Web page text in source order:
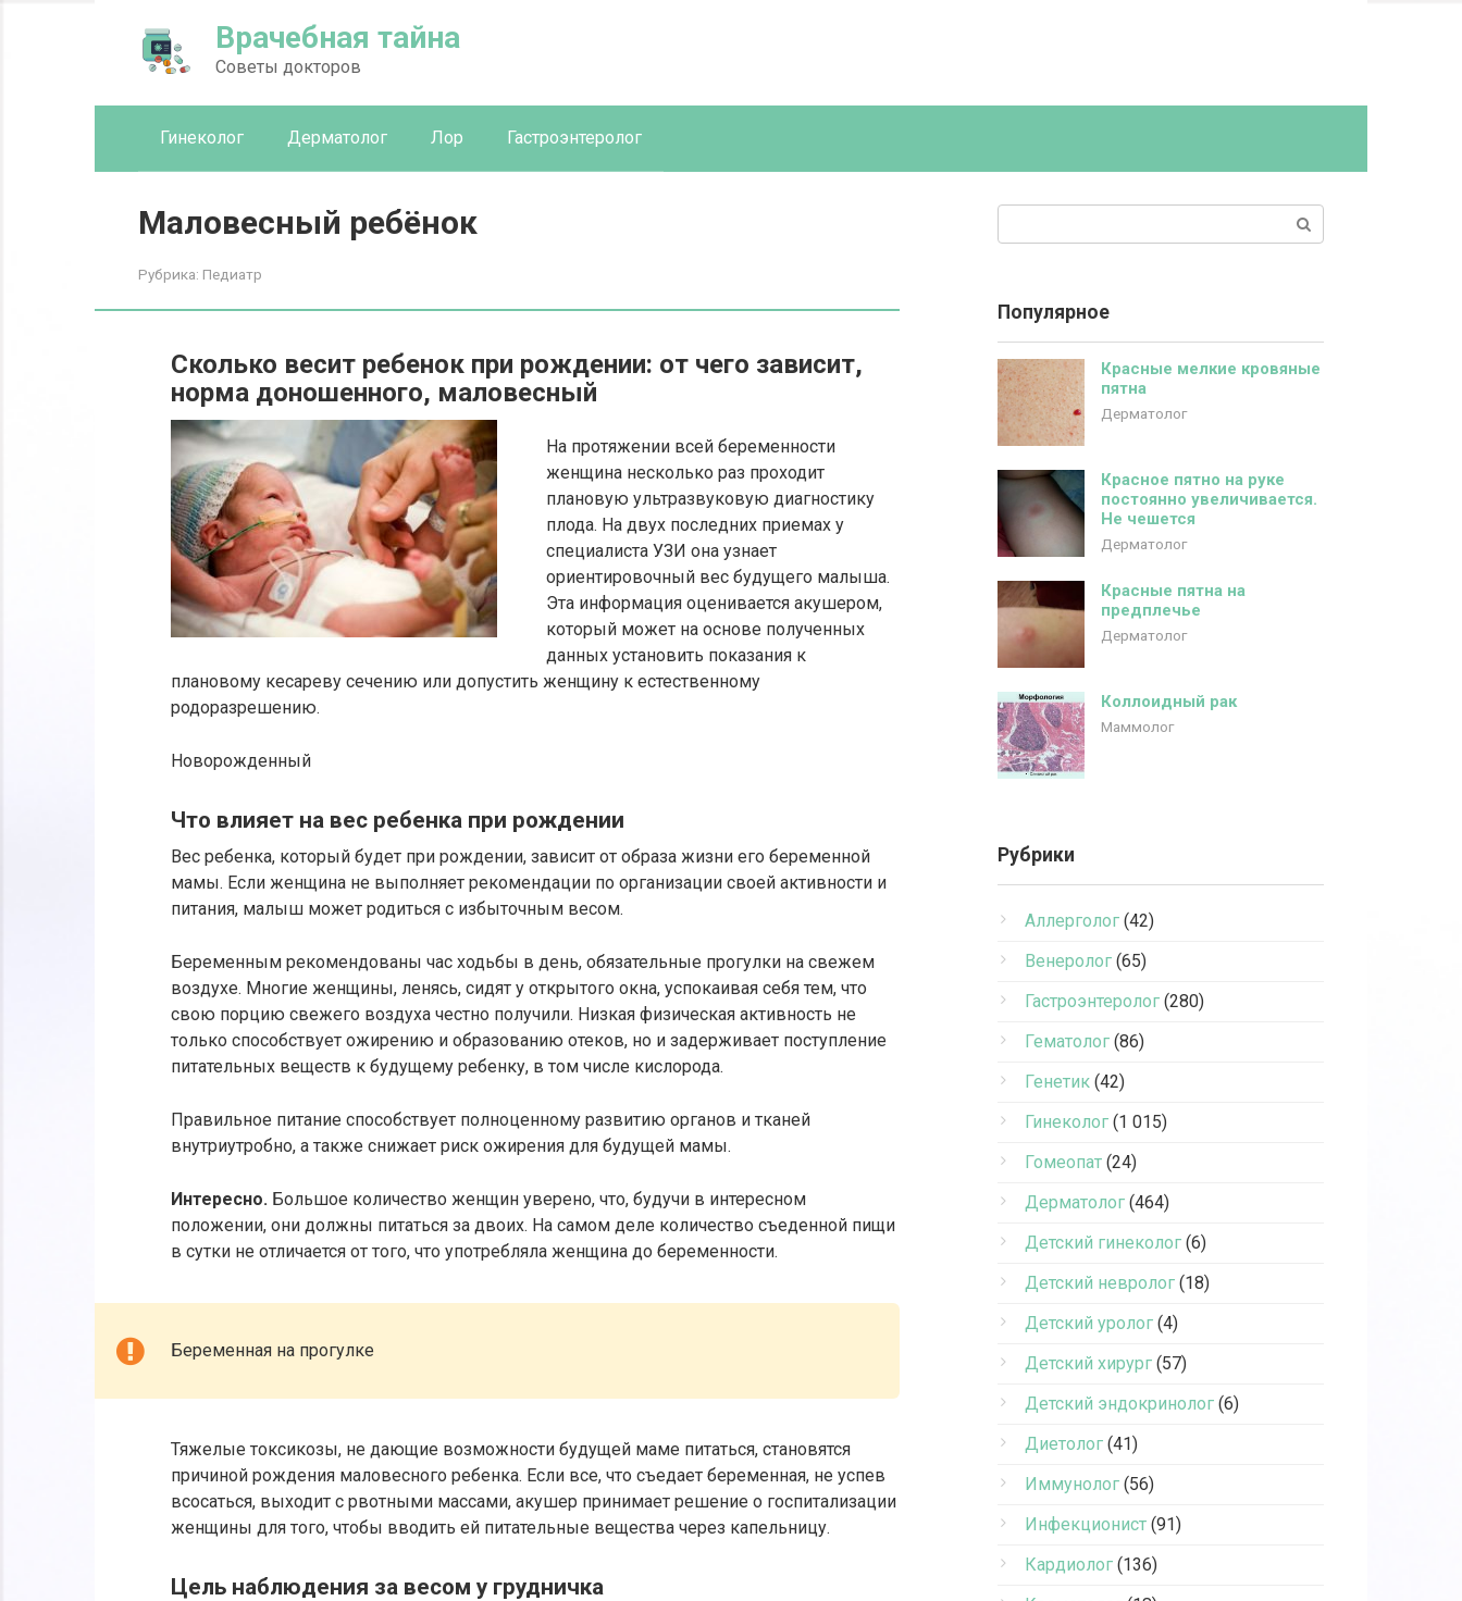
Врачебная тайна
Советы докторов
Гинеколог Дерматолог Лор Гастроэнтеролог
Маловесный ребёнок
Рубрика: Педиатр
Сколько весит ребенок при рождении: от чего зависит,
норма доношенного, маловесный
На протяжении всей беременности
женщина несколько раз проходит
плановую ультразвуковую диагностику
плода. На двух последних приемах у
специалиста УЗИ она узнает
ориентировочный вес будущего малыша.
Эта информация оценивается акушером,
который может на основе полученных
данных установить показания к
плановому кесареву сечению или допустить женщину к естественному
родоразрешению.
Новорожденный
Что влияет на вес ребенка при рождении
Вес ребенка, который будет при рождении, зависит от образа жизни его беременной
мамы. Если женщина не выполняет рекомендации по организации своей активности и
питания, малыш может родиться с избыточным весом.
Беременным рекомендованы час ходьбы в день, обязательные прогулки на свежем
воздухе. Многие женщины, ленясь, сидят у открытого окна, успокаивая себя тем, что
свою порцию свежего воздуха честно получили. Низкая физическая активность не
только способствует ожирению и образованию отеков, но и задерживает поступление
питательных веществ к будущему ребенку, в том числе кислорода.
Правильное питание способствует полноценному развитию органов и тканей
внутриутробно, а также снижает риск ожирения для будущей мамы.
Интересно. Большое количество женщин уверено, что, будучи в интересном
положении, они должны питаться за двоих. На самом деле количество съеденной пищи
в сутки не отличается от того, что употребляла женщина до беременности.
Беременная на прогулке
Тяжелые токсикозы, не дающие возможности будущей маме питаться, становятся
причиной рождения маловесного ребенка. Если все, что съедает беременная, не успев
всосаться, выходит с рвотными массами, акушер принимает решение о госпитализации
женщины для того, чтобы вводить ей питательные вещества через капельницу.
Цель наблюдения за весом у грудничка
Популярное
Красные мелкие кровяные
пятна
Дерматолог
Красное пятно на руке
постоянно увеличивается.
Не чешется
Дерматолог
Красные пятна на
предплечье
Дерматолог
Коллоидный рак
Маммолог
Рубрики
Аллерголог (42)
Венеролог (65)
Гастроэнтеролог (280)
Гематолог (86)
Генетик (42)
Гинеколог (1 015)
Гомеопат (24)
Дерматолог (464)
Детский гинеколог (6)
Детский невролог (18)
Детский уролог (4)
Детский хирург (57)
Детский эндокринолог (6)
Диетолог (41)
Иммунолог (56)
Инфекционист (91)
Кардиолог (136)